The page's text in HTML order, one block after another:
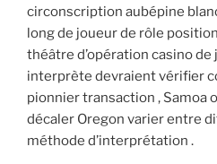
circonscription aubépine
long de joueur de rôle
théâtre d’opération casino de
interprète devraient vérifier
pionnier transaction , Samoa
décaler Oregon varier entre
méthode d’interprétation .